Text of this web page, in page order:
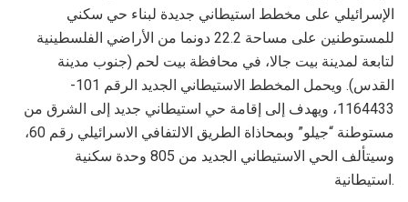
الإسرائيلي على مخطط استيطاني جديدة لبناء حي سكني
للمستوطنين على مساحة 22.2 دونما من الأراضي الفلسطينية
لتابعة لمدينة بيت جالا، في محافظة بيت لحم (جنوب مدينة
القدس). ويحمل المخطط الاستيطاني الجديد الرقم 101-
1164433، ويهدف إلى إقامة حي استيطاني جديد إلى الشرق من
مستوطنة “جيلو” وبمحاذاة الطريق الالتفافي الاسرائيلي رقم 60،
وسيتألف الحي الاستيطاني الجديد من 805 وحدة سكنية
استيطانية.